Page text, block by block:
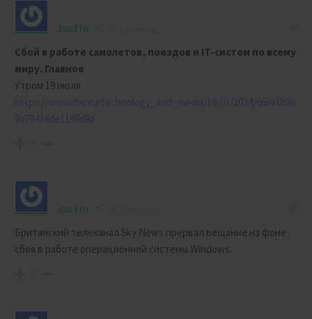
Justin
Сбой в работе самолетов, поездов и IT-систем по всему
миру. Главное
Утром 19 июля
https://www.rbc.ru/technology_and_media/19/07/2024/669a1b36
9a79474de1199d8a
Justin
Британский телеканал Sky News прервал вещание на фоне
сбоя в работе операционной системы Windows.